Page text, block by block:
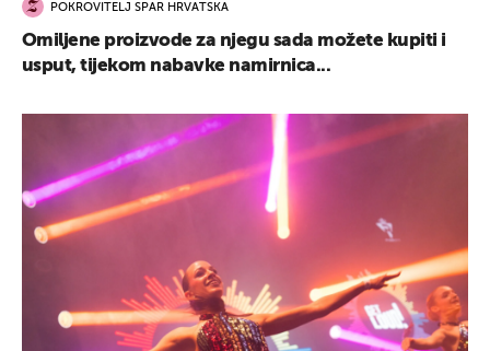
POKROVITELJ SPAR HRVATSKA
Omiljene proizvode za njegu sada možete kupiti i
usput, tijekom nabavke namirnica...